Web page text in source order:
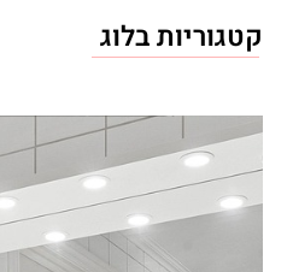
קטגוריות בלוג